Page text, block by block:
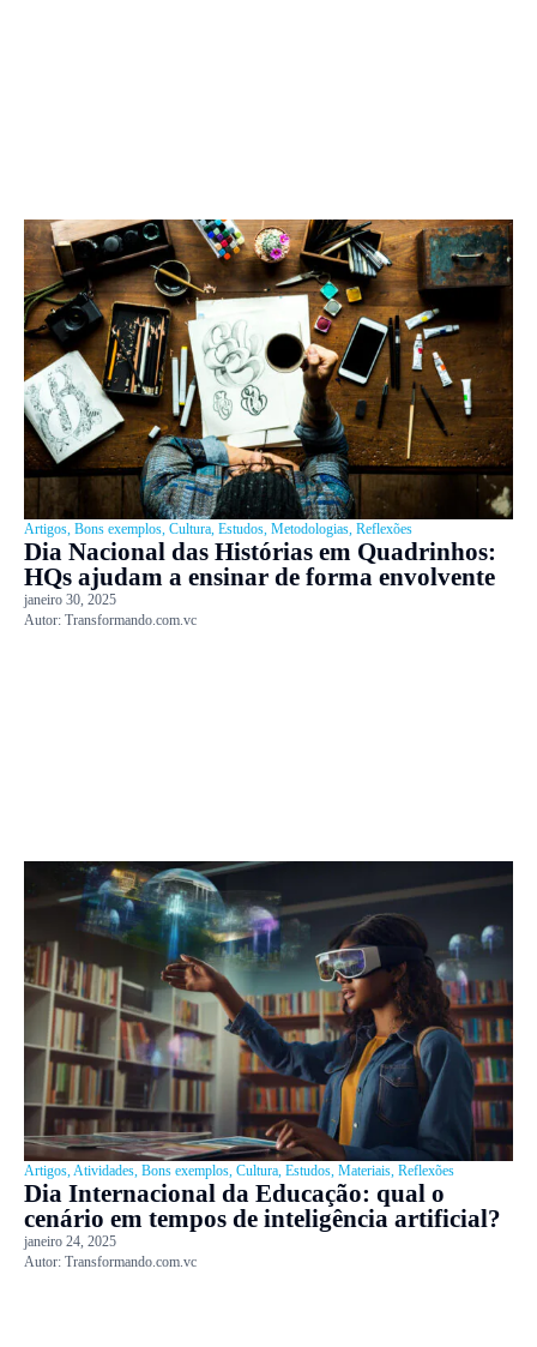
Artigos, Bons exemplos, Cultura, Estudos, Metodologias, Reflexões
Dia Nacional das Histórias em Quadrinhos:
HQs ajudam a ensinar de forma envolvente
janeiro 30, 2025
Autor: Transformando.com.vc
Artigos,Atividades, Bons exemplos, Cultura, Estudos, Materiais, Reflexões
Dia Internacional da Educação: qual o
cenário em tempos de inteligência artificial?
janeiro 24, 2025
Autor: Transformando.com.vc